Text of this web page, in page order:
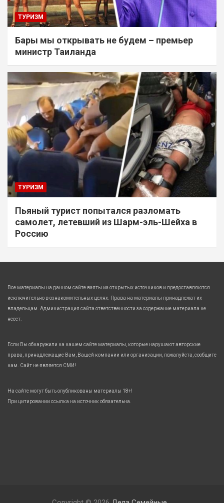
ТУРИЗМ
Бары мы открывать не будем – премьер
министр Таиланда
ТУРИЗМ
Пьяный турист попытался разломать
самолет, летевший из Шарм-эль-Шейха в
Россию
Все материалы на данном сайте взяты из открытых источников и предоставляются
исключительно в ознакомительных целях. Права на материалы принадлежат их
владельцам. Администрация сайта ответственности за содержание материала не
несет.
Если Вы обнаружили на нашем сайте материалы, которые нарушают авторские
права, принадлежащие Вам, Вашей компании или организации, пожалуйста, сообщите
нам. Сайт не является СМИ!
На сайте могут быть опубликованы материалы 18+!
При цитировании ссылка на источник обязательна.